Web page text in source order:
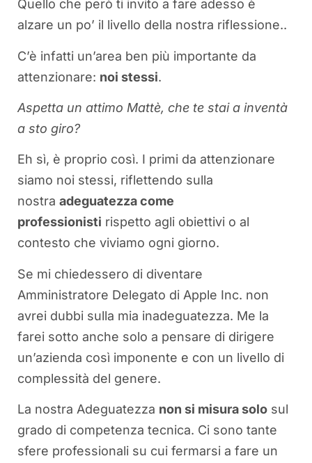
Quello che però ti invito a fare adesso è
alzare un po’ il livello della nostra riflessione..
C’è infatti un’area ben più importante da
attenzionare: noi stessi.
Aspetta un attimo Mattè, che te stai a inventà
a sto giro?
Eh sì, è proprio così. I primi da attenzionare
siamo noi stessi, riflettendo sulla
nostra adeguatezza come
professionisti rispetto agli obiettivi o al
contesto che viviamo ogni giorno.
Se mi chiedessero di diventare
Amministratore Delegato di Apple Inc. non
avrei dubbi sulla mia inadeguatezza. Me la
farei sotto anche solo a pensare di dirigere
un’azienda così imponente e con un livello di
complessità del genere.
La nostra Adeguatezza non si misura solo sul
grado di competenza tecnica. Ci sono tante
sfere professionali su cui fermarsi a fare un